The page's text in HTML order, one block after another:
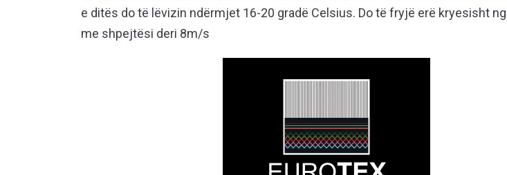
e ditës do të lëvizin ndërmjet 16-20 gradë Celsius. Do të fryjë erë kryesisht
me shpejtësi deri 8m/s